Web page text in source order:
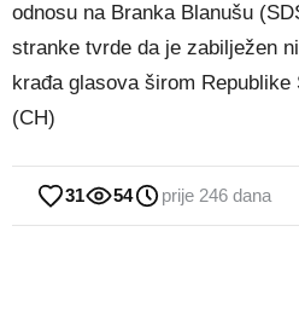
odnosu na Branka Blanušu
stranke tvrde da je zabilježen
krađa glasova širom Republike
(CH)
31 54 prije 246 dana